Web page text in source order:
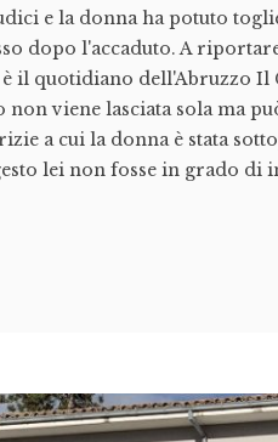
e la donna ha potuto
dopo l'accaduto. A
è il quotidiano dell'Abruzzo
viene lasciata sola ma
a cui la donna è stata
lei non fosse in grado di